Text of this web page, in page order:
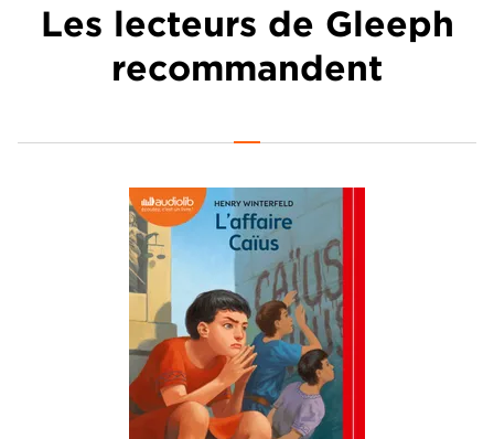
Les lecteurs de Gleeph
recommandent